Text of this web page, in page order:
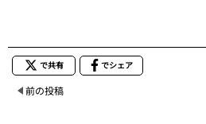
で共有 でシェア
前の投稿